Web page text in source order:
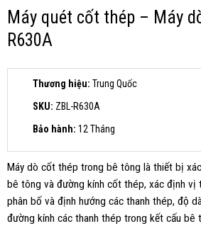
Máy quét cốt thép – Máy
R630A
Thương hiệu: Trung Quốc
SKU: ZBL-R630A
Bảo hành: 12 Tháng
Máy dò cốt thép trong bê tông là thiết bị
bê tông và đường kính cốt thép, xác định vị
phân bố và định hướng các thanh thép, độ
đường kính các thanh thép trong kết cấu bê